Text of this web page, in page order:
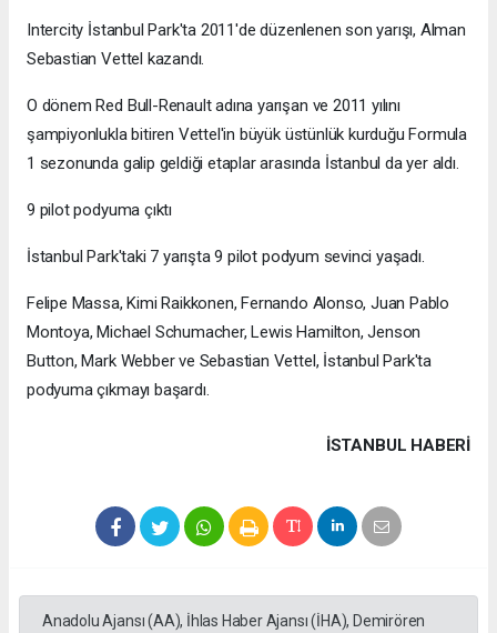
Intercity İstanbul Park'ta 2011'de düzenlenen son yarışı, Alman
Sebastian Vettel kazandı.
O dönem Red Bull-Renault adına yarışan ve 2011 yılını
şampiyonlukla bitiren Vettel'in büyük üstünlük kurduğu Formula
1 sezonunda galip geldiği etaplar arasında İstanbul da yer aldı.
9 pilot podyuma çıktı
İstanbul Park'taki 7 yarışta 9 pilot podyum sevinci yaşadı.
Felipe Massa, Kimi Raikkonen, Fernando Alonso, Juan Pablo
Montoya, Michael Schumacher, Lewis Hamilton, Jenson
Button, Mark Webber ve Sebastian Vettel, İstanbul Park'ta
podyuma çıkmayı başardı.
İSTANBUL HABERİ
Anadolu Ajansı (AA), İhlas Haber Ajansı (İHA), Demirören